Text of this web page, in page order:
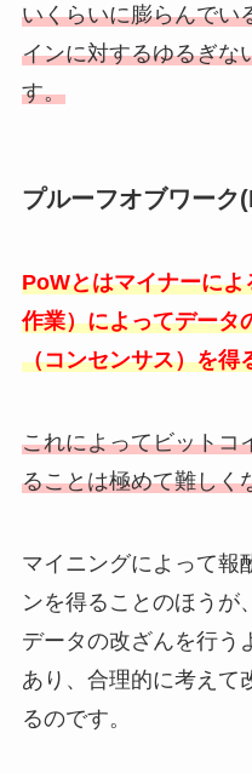
いくらいに膨らんでい
インに対するゆるぎな
す。
プルーフオブワーク
PoWとはマイナーに
作業）によってデータ
（コンセンサス）を得
これによってビットコ
ることは極めて難しく
マイニングによって報
ンを得ることのほうが
データの改ざんを行う
あり、合理的に考えて
るのです。